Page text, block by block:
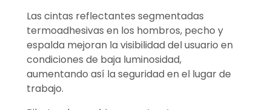
Las cintas reflectantes segmentadas
termoadhesivas en los hombros, pecho y
espalda mejoran la visibilidad del usuario en
condiciones de baja luminosidad,
aumentando así la seguridad en el lugar de
trabajo.